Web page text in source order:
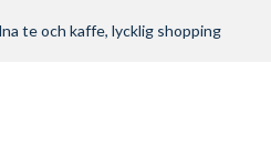
te och kaffe, lycklig shopping